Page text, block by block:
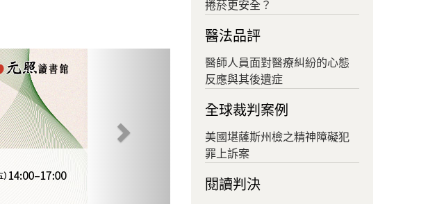
捲菸更安全？
醫法品評
醫師人員面對醫療糾紛的心態
反應與其後遺症
全球裁判案例
美國堪薩斯州檢之精神障礙犯
罪上訴案
閱讀判決